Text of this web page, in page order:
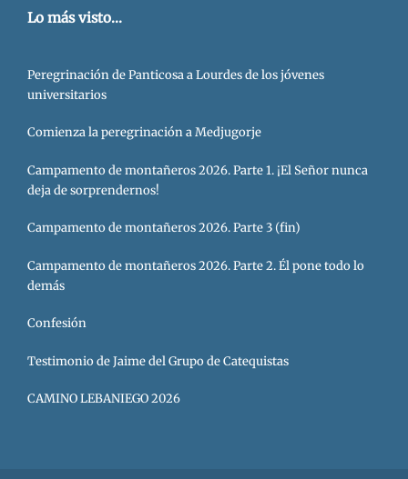
Lo más visto...
Peregrinación de Panticosa a Lourdes de los jóvenes
universitarios
Comienza la peregrinación a Medjugorje
Campamento de montañeros 2026. Parte 1. ¡El Señor nunca
deja de sorprendernos!
Campamento de montañeros 2026. Parte 3 (fin)
Campamento de montañeros 2026. Parte 2. Él pone todo lo
demás
Confesión
Testimonio de Jaime del Grupo de Catequistas
CAMINO LEBANIEGO 2026